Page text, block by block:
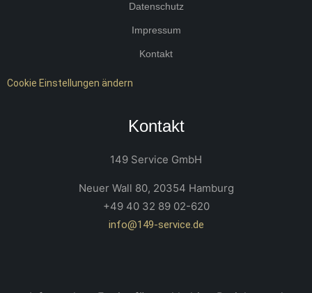
Datenschutz
Impressum
Kontakt
Cookie Einstellungen ändern
Kontakt
149 Service GmbH
Neuer Wall 80, 20354 Hamburg
+49 40 32 89 02-620
info@149-service.de